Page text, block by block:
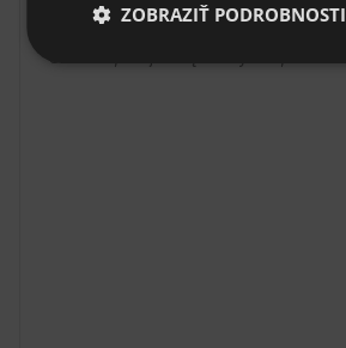
Lokalita
Szewna, kraj. świętokrzyskie, Poľsko
ZOBRAZIŤ PODROBNOSTI